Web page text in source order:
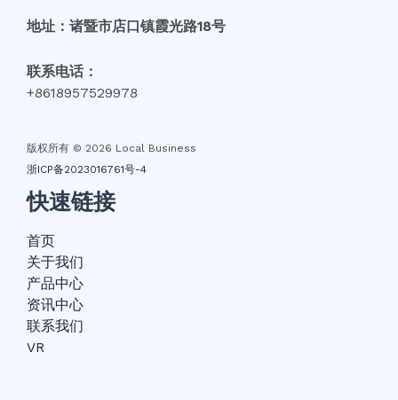
地址：诸暨市店口镇霞光路18号
联系电话：
+8618957529978
版权所有 © 2026 Local Business
浙ICP备2023016761号-4
快速链接
首页
关于我们
产品中心
资讯中心
联系我们
VR